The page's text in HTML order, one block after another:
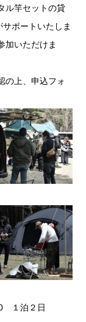
ル竿セットの貸
ポートいたしま
加いただけま
の上、申込フォ
１泊２日